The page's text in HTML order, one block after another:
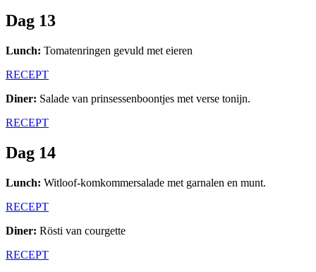
Dag 13
Lunch: Tomatenringen gevuld met eieren
RECEPT
Diner: Salade van prinsessenboontjes met verse tonijn.
RECEPT
Dag 14
Lunch: Witloof-komkommersalade met garnalen en munt.
RECEPT
Diner: Rösti van courgette
RECEPT